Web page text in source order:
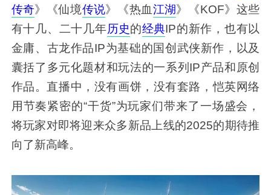
传奇》《仙境传说》《热血江湖》《KOF》这些
有十几、二十几年历史的经典IP的新作，也有以
金庸、古龙作品IP为基础的国创武侠新作，以及
囊括了多元化题材和玩法的一系列IP产品和原创
作品。直播中，没有画饼，没有套路，恺英网络
用节奏紧密的“干货”为玩家们带来了一场盛会，
将玩家对即将迎来众多新品上线的2025的期待推
向了新高峰。